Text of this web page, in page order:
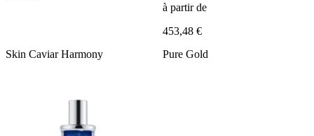
à partir de
453,48 €
Skin Caviar Harmony
Pure Gold